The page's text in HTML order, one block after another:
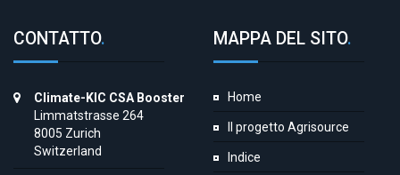
CONTATTO.
Climate-KIC CSA Booster
Limmatstrasse 264
8005 Zurich
Switzerland
MAPPA DEL SITO.
Home
Il progetto Agrisource
Indice